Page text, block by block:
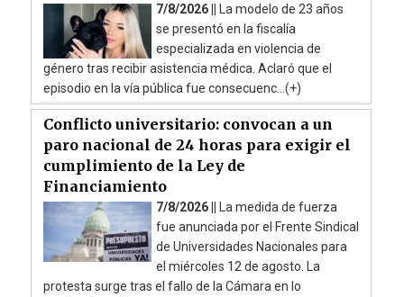
7/8/2026 ||
La modelo de 23 años
se presentó en la fiscalía
especializada en violencia de
género tras recibir asistencia médica. Aclaró que el
episodio en la vía pública fue consecuenc...(+)
Conflicto universitario: convocan a un
paro nacional de 24 horas para exigir el
cumplimiento de la Ley de
Financiamiento
7/8/2026 ||
La medida de fuerza
fue anunciada por el Frente Sindical
de Universidades Nacionales para
el miércoles 12 de agosto. La
protesta surge tras el fallo de la Cámara en lo